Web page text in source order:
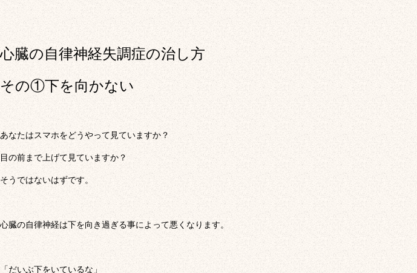
心臓の自律神経失調症の治し方
その①下を向かない
あなたはスマホをどうやって見ていますか？
目の前まで上げて見ていますか？
そうではないはずです。
心臓の自律神経は下を向き過ぎる事によって悪くなります。
「だいぶ下をいているな」